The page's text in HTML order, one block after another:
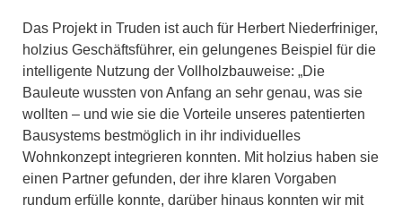
Das Projekt in Truden ist auch für Herbert Niederfriniger,
holzius Geschäftsführer, ein gelungenes Beispiel für die
intelligente Nutzung der Vollholzbauweise: „Die
Bauleute wussten von Anfang an sehr genau, was sie
wollten – und wie sie die Vorteile unseres patentierten
Bausystems bestmöglich in ihr individuelles
Wohnkonzept integrieren konnten. Mit holzius haben sie
einen Partner gefunden, der ihre klaren Vorgaben
rundum erfülle konnte, darüber hinaus konnten wir mit